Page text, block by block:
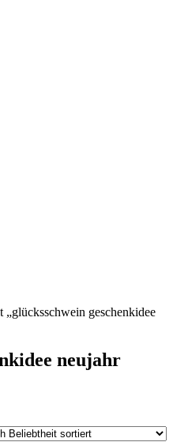
geschenkidee
neujahr